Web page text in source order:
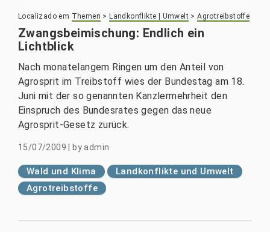
Localizado em Themen > Landkonflikte | Umwelt >Agrotreibstoffe
Zwangsbeimischung: Endlich ein
Lichtblick
Nach monatelangem Ringen um den Anteil von
Agrosprit im Treibstoff wies der Bundestag am 18.
Juni mit der so genannten Kanzlermehrheit den
Einspruch des Bundesrates gegen das neue
Agrosprit-Gesetz zurück.
15/07/2009 byadmin
Wald und Klima
Landkonflikte und Umwelt
Agrotreibstoffe